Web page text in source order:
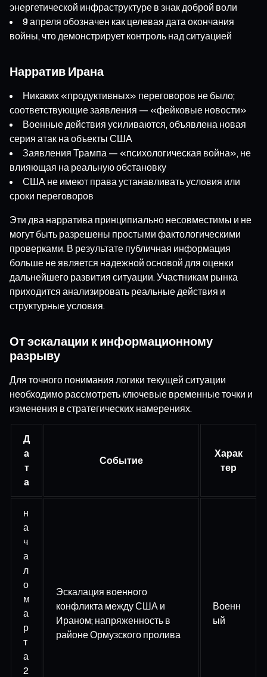
энергетической инфраструктуре в знак доброй воли
9 апреля обозначен как целевая дата окончания
войны, что демонстрирует контроль над ситуацией
Нарратив Ирана
Никаких «продуктивных» переговоров не было;
соответствующие заявления — «фейковые новости»
Военные действия усиливаются, объявлена новая
серия атак на объекты США
Заявления Трампа — «психологическая война», не
влияющая на реальную обстановку
США не имеют права устанавливать условия или
сроки переговоров
Эти два нарратива принципиально несовместимы и не
могут быть разрешены простыми фактологическими
проверками. В результате публичная информация
больше не является надежной основой для оценки
дальнейшего развития ситуации. Участникам рынка
приходится анализировать реальные действия и
структурные условия.
От эскалации к информационному
разрыву
Для точного понимания логики текущей ситуации
необходимо рассмотреть ключевые временные точки и
изменения в стратегических намерениях.
Д
а
т
а
Событие
Харак
тер
н
а
ч
а
л
о
м
а
р
т
а
2
Эскалация военного
конфликта между США и
Ираном; напряженность в
районе Ормузского пролива
Военн
ый